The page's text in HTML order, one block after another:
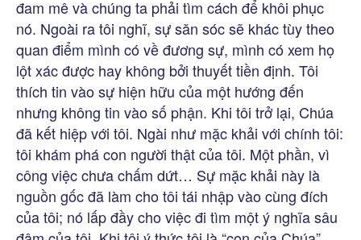
đam mê và chúng ta phải tìm cách để khôi phục
nó. Ngoài ra tôi nghĩ, sự săn sóc sẽ khác tùy theo
quan điểm mình có về đương sự, mình có xem họ
lột xác được hay không bởi thuyết tiền định. Tôi
thích tin vào sự hiện hữu của một hướng đến
nhưng không tin vào số phận. Khi tôi trở lại, Chúa
đã kết hiệp với tôi. Ngài như mặc khải với chính tôi:
tôi khám phá con người thật của tôi. Một phần, vì
công việc chưa chấm dứt… Sự mặc khải này là
nguồn gốc đã làm cho tôi tái nhập vào cùng đích
của tôi; nó lấp đầy cho việc đi tìm một ý nghĩa sâu